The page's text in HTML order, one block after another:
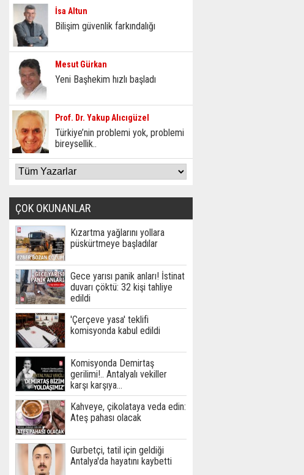
İsa Altun
Bilişim güvenlik farkındalığı
Mesut Gürkan
Yeni Başhekim hızlı başladı
Prof. Dr. Yakup Alıcıgüzel
Türkiye’nin problemi yok, problemi
bireysellik..
ÇOK OKUNANLAR
Kızartma yağlarını yollara
püskürtmeye başladılar
Gece yarısı panik anları! İstinat
duvarı çöktü: 32 kişi tahliye
edildi
'Çerçeve yasa' teklifi
komisyonda kabul edildi
Komisyonda Demirtaş
gerilimi!.. Antalyalı vekiller
karşı karşıya…
Kahveye, çikolataya veda edin:
Ateş pahası olacak
Gurbetçi, tatil için geldiği
Antalya'da hayatını kaybetti